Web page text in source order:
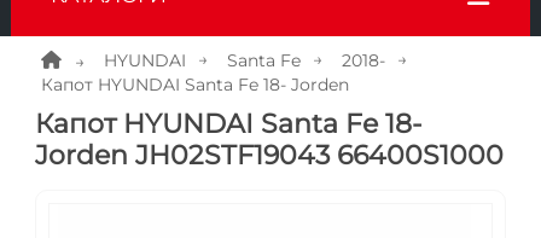
HYUNDAI Santa Fe
2018-
Капот HYUNDAI Santa Fe 18- Jorden
Капот HYUNDAI Santa Fe 18-
Jorden JH02STF19043 66400S1000